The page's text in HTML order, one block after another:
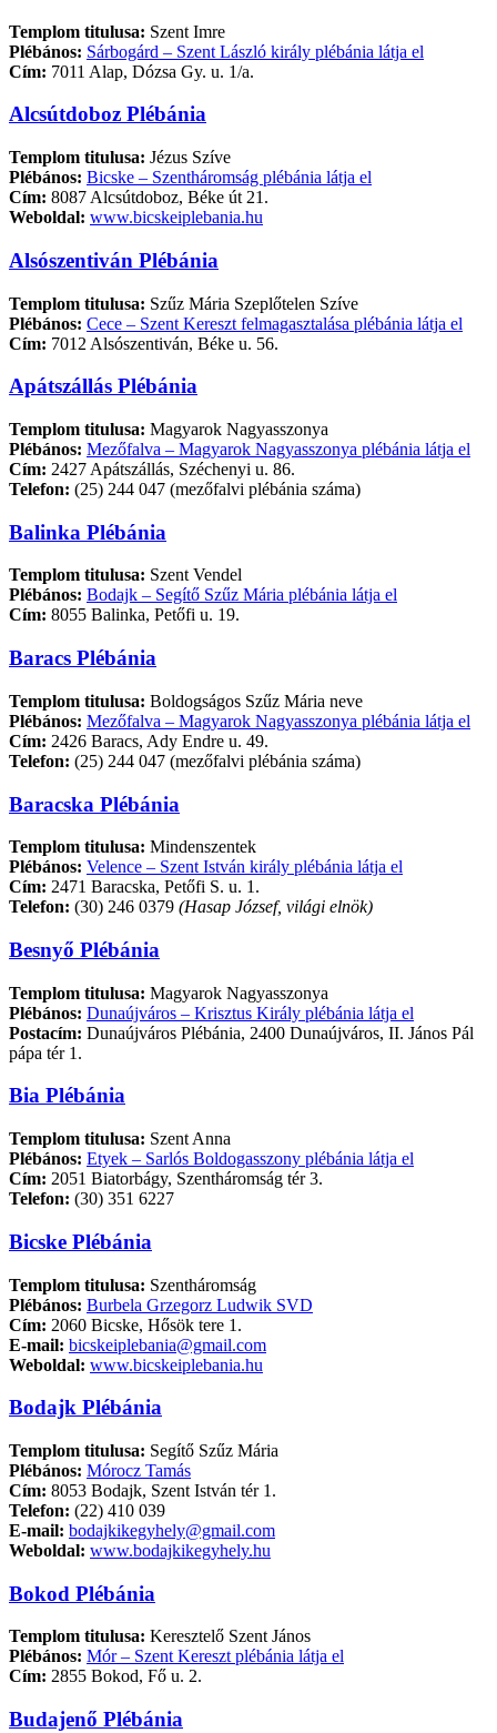
Templom titulusa: Szent Imre
Plébános: Sárbogárd – Szent László király plébánia látja el
Cím: 7011 Alap, Dózsa Gy. u. 1/a.
Alcsútdoboz Plébánia
Templom titulusa: Jézus Szíve
Plébános: Bicske – Szentháromság plébánia látja el
Cím: 8087 Alcsútdoboz, Béke út 21.
Weboldal: www.bicskeiplebania.hu
Alsószentiván Plébánia
Templom titulusa: Szűz Mária Szeplőtelen Szíve
Plébános: Cece – Szent Kereszt felmagasztalása plébánia látja el
Cím: 7012 Alsószentiván, Béke u. 56.
Apátszállás Plébánia
Templom titulusa: Magyarok Nagyasszonya
Plébános: Mezőfalva – Magyarok Nagyasszonya plébánia látja el
Cím: 2427 Apátszállás, Széchenyi u. 86.
Telefon: (25) 244 047 (mezőfalvi plébánia száma)
Balinka Plébánia
Templom titulusa: Szent Vendel
Plébános: Bodajk – Segítő Szűz Mária plébánia látja el
Cím: 8055 Balinka, Petőfi u. 19.
Baracs Plébánia
Templom titulusa: Boldogságos Szűz Mária neve
Plébános: Mezőfalva – Magyarok Nagyasszonya plébánia látja el
Cím: 2426 Baracs, Ady Endre u. 49.
Telefon: (25) 244 047 (mezőfalvi plébánia száma)
Baracska Plébánia
Templom titulusa: Mindenszentek
Plébános: Velence – Szent István király plébánia látja el
Cím: 2471 Baracska, Petőfi S. u. 1.
Telefon: (30) 246 0379 (Hasap József, világi elnök)
Besnyő Plébánia
Templom titulusa: Magyarok Nagyasszonya
Plébános: Dunaújváros – Krisztus Király plébánia látja el
Postacím: Dunaújváros Plébánia, 2400 Dunaújváros, II. János Pál
pápa tér 1.
Bia Plébánia
Templom titulusa: Szent Anna
Plébános: Etyek – Sarlós Boldogasszony plébánia látja el
Cím: 2051 Biatorbágy, Szentháromság tér 3.
Telefon: (30) 351 6227
Bicske Plébánia
Templom titulusa: Szentháromság
Plébános: Burbela Grzegorz Ludwik SVD
Cím: 2060 Bicske, Hősök tere 1.
E-mail: bicskeiplebania@gmail.com
Weboldal: www.bicskeiplebania.hu
Bodajk Plébánia
Templom titulusa: Segítő Szűz Mária
Plébános: Mórocz Tamás
Cím: 8053 Bodajk, Szent István tér 1.
Telefon: (22) 410 039
E-mail: bodajkikegyhely@gmail.com
Weboldal: www.bodajkikegyhely.hu
Bokod Plébánia
Templom titulusa: Keresztelő Szent János
Plébános: Mór – Szent Kereszt plébánia látja el
Cím: 2855 Bokod, Fő u. 2.
Budajenő Plébánia